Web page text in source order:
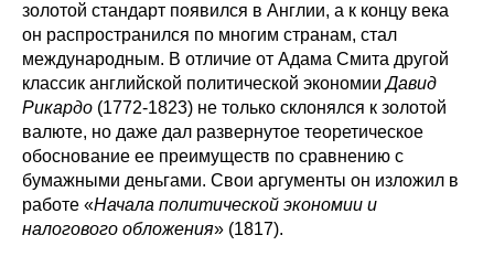
золотой стандарт появился в Англии, а к концу века
он распространился по многим странам, стал
международным. В отличие от Адама Смита другой
классик английской политической экономииДавид
Рикардо (1772-1823) не только склонялся к золотой
валюте, но даже дал развернутое теоретическое
обоснование ее преимуществ по сравнению с
бумажными деньгами. Свои аргументы он изложил в
работе «Начала политической экономии и
налогового обложения» (1817).